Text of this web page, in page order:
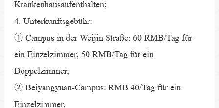
Krankenhausaufenthalten;
4. Unterkunftsgebühr:
① Campus in der Weijin Straße: 60 RMB/Tag für
ein Einzelzimmer, 50 RMB/Tag für ein
Doppelzimmer;
② Beiyangyuan-Campus: RMB 40/Tag für ein
Einzelzimmer.